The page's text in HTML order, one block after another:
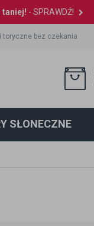
taniej! - SPRAWDŹ!
toryczne bez czekania
SŁONECZNE